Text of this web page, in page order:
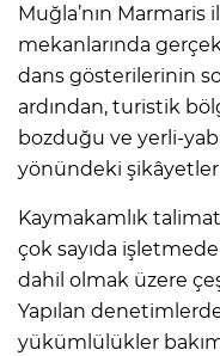
Muğla’nın Marmaris
mekanlarında
dans gösterilerinin
ardından, turistik
bozduğu ve yerli-
yönündeki şikâyetler
Kaymakamlık
çok sayıda
dahil olmak üzere
Yapılan
yükümlülükler